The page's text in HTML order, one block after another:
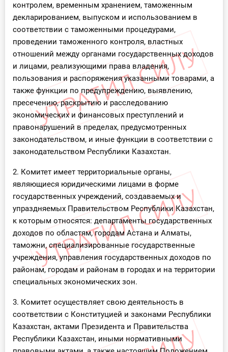
контролем, временным хранением, таможенным
декларированием, выпуском и использованием в
соответствии с таможенными процедурами,
проведении таможенного контроля, властных
отношений между органами государственных доходов
и лицами, реализующими права владения,
пользования и распоряжения указанными товарами, а
также функции по предупреждению, выявлению,
пресечению, раскрытию и расследованию
экономических и финансовых преступлений и
правонарушений в пределах, предусмотренных
законодательством, и иные функции в соответствии с
законодательством Республики Казахстан.
2. Комитет имеет территориальные органы,
являющиеся юридическими лицами в форме
государственных учреждений, создаваемых и
упраздняемых Правительством Республики Казахстан,
к которым относятся: департаменты государственных
доходов по областям, городам Астана и Алматы,
таможни, специализированные государственные
учреждения, управления государственных доходов по
районам, городам и районам в городах и на территории
специальных экономических зон.
3. Комитет осуществляет свою деятельность в
соответствии с Конституцией и законами Республики
Казахстан, актами Президента и Правительства
Республики Казахстан, иными нормативными